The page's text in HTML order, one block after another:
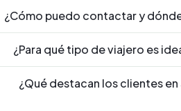
¿Cómo puedo contactar y
¿Para qué tipo de viajero es
¿Qué destacan los clientes en